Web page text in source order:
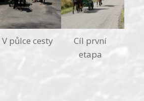
V půlce cesty
Cíl první
etapa